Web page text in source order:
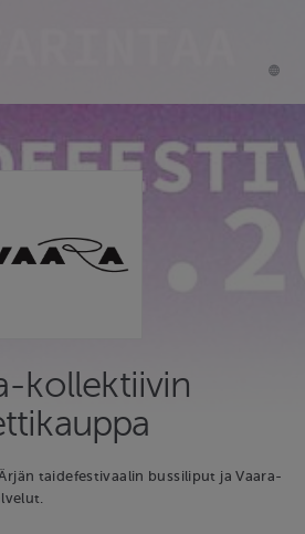
kollektiivin
taidefestivaalin bussiliput ja Vaara-